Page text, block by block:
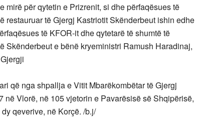
mirë për qytetin e Prizrenit, si dhe përfaqësues të
restauruar të Gjergj Kastriotit Skënderbeut ishin edhe
të KFOR-it dhe qytetarë të shumtë të
Skënderbeut e bënë kryeministri Ramush Haradinaj,
që nga shpallja e Vitit Mbarëkombëtar të Gjergj
në Vlorë, në 105 vjetorin e Pavarësisë së Shqipërisë,
qeverive, në Korçë. /b.j/